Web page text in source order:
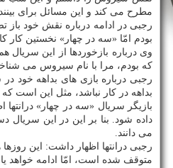
مطرح می كند و این مسائل برای
رجبی در ادامه درباره نقش خود
بودم امّا «سه در چهار» نخستین كار
وی درباره بازخوردها از این
كه بودم، مرا با نام سیروس می
رجبی درباره بازی های بداهه خود
بداهه در كار نباشد، مثل این است
بازیگر سریال «سه در چهار»
داده شود. بنا بر این در این سریال
می دانند.
متوقف شده است، امّا ادامه خواهد